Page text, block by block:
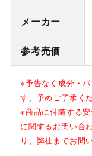
メーカー
参考売価
※予告なく成分・
す、予めご了承くだ
※商品に付随する
に関するお問い合
り、弊社までお問